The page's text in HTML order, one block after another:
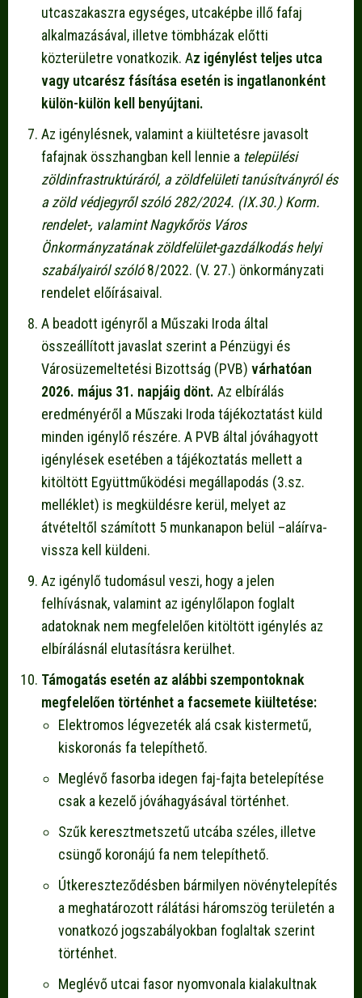
utcaszakaszra egységes, utcaképbe illő fafaj
alkalmazásával, illetve tömbházak előtti
közterületre vonatkozik. Az igénylést teljes utca
vagy utcarész fásítása esetén is ingatlanonként
külön-külön kell benyújtani.
Az igénylésnek, valamint a kiültetésre javasolt
fafajnak összhangban kell lennie a települési
zöldinfrastruktúráról, a zöldfelületi tanúsítványról és
a zöld védjegyről szóló 282/2024. (IX.30.) Korm.
rendelet-, valamint Nagykőrös Város
Önkormányzatának zöldfelület-gazdálkodás helyi
szabályairól szóló8/2022. (V. 27.) önkormányzati
rendelet előírásaival.
A beadott igényről a Műszaki Iroda által
összeállított javaslat szerint a Pénzügyi és
Városüzemeltetési Bizottság (PVB) várhatóan
2026. május 31. napjáig dönt. Az elbírálás
eredményéről a Műszaki Iroda tájékoztatást küld
minden igénylő részére. A PVB által jóváhagyott
igénylések esetében a tájékoztatás mellett a
kitöltött Együttműködési megállapodás (3.sz.
melléklet) is megküldésre kerül, melyet az
átvételtől számított 5 munkanapon belül –aláírva-
vissza kell küldeni.
Az igénylő tudomásul veszi, hogy a jelen
felhívásnak, valamint az igénylőlapon foglalt
adatoknak nem megfelelően kitöltött igénylés az
elbírálásnál elutasításra kerülhet.
Támogatás esetén az alábbi szempontoknak
megfelelően történhet a facsemete kiültetése:
Elektromos légvezeték alá csak kistermetű,
kiskoronás fa telepíthető.
Meglévő fasorba idegen faj-fajta betelepítése
csak a kezelő jóváhagyásával történhet.
Szűk keresztmetszetű utcába széles, illetve
csüngő koronájú fa nem telepíthető.
Útkereszteződésben bármilyen növénytelepítés
a meghatározott rálátási háromszög területén a
vonatkozó jogszabályokban foglaltak szerint
történhet.
Meglévő utcai fasor nyomvonala kialakultnak